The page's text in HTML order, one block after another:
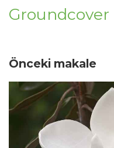
Groundcover
Önceki makale